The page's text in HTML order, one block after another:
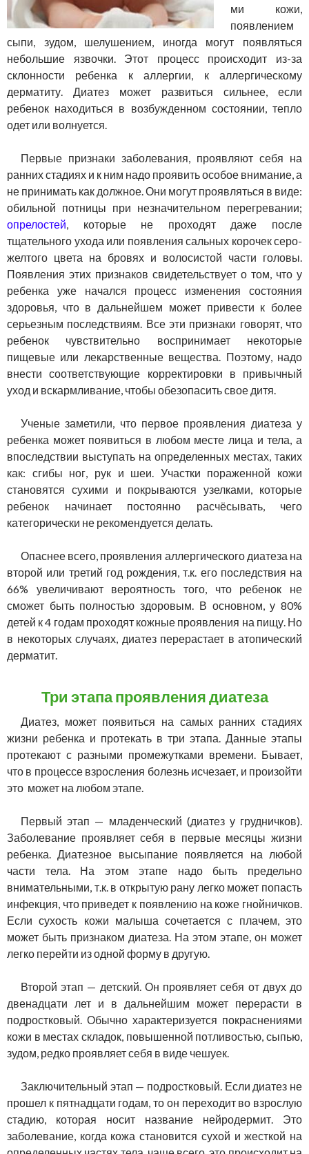
ми кожи,
появлением
сыпи, зудом, шелушением, иногда могут появляться
небольшие язвочки. Этот процесс происходит из-за
склонности ребенка к аллергии, к аллергическому
дерматиту. Диатез может развиться сильнее, если
ребенок находиться в возбужденном состоянии, тепло
одет или волнуется.
Первые признаки заболевания, проявляют себя на
ранних стадиях и к ним надо проявить особое внимание, а
не принимать как должное. Они могут проявляться в виде:
обильной потницы при незначительном перегревании;
опрелостей, которые не проходят даже после
тщательного ухода или появления сальных корочек серо-
желтого цвета на бровях и волосистой части головы.
Появления этих признаков свидетельствует о том, что у
ребенка уже начался процесс изменения состояния
здоровья, что в дальнейшем может привести к более
серьезным последствиям. Все эти признаки говорят, что
ребенок чувствительно воспринимает некоторые
пищевые или лекарственные вещества. Поэтому, надо
внести соответствующие корректировки в привычный
уход и вскармливание, чтобы обезопасить свое дитя.
Ученые заметили, что первое проявления диатеза у
ребенка может появиться в любом месте лица и тела, а
впоследствии выступать на определенных местах, таких
как: сгибы ног, рук и шеи. Участки пораженной кожи
становятся сухими и покрываются узелками, которые
ребенок начинает постоянно расчёсывать, чего
категорически не рекомендуется делать.
Опаснее всего, проявления аллергического диатеза на
второй или третий год рождения, т.к. его последствия на
66% увеличивают вероятность того, что ребенок не
сможет быть полностью здоровым. В основном, у 80%
детей к 4 годам проходят кожные проявления на пищу. Но
в некоторых случаях, диатез перерастает в атопический
дерматит.
Три этапа проявления диатеза
Диатез, может появиться на самых ранних стадиях
жизни ребенка и протекать в три этапа. Данные этапы
протекают с разными промежутками времени. Бывает,
что в процессе взросления болезнь исчезает, и произойти
это может на любом этапе.
Первый этап — младенческий (диатез у грудничков).
Заболевание проявляет себя в первые месяцы жизни
ребенка. Диатезное высыпание появляется на любой
части тела. На этом этапе надо быть предельно
внимательными, т.к. в открытую рану легко может попасть
инфекция, что приведет к появлению на коже гнойничков.
Если сухость кожи малыша сочетается с плачем, это
может быть признаком диатеза. На этом этапе, он может
легко перейти из одной форму в другую.
Второй этап — детский. Он проявляет себя от двух до
двенадцати лет и в дальнейшим может перерасти в
подростковый. Обычно характеризуется покраснениями
кожи в местах складок, повышенной потливостью, сыпью,
зудом, редко проявляет себя в виде чешуек.
Заключительный этап — подростковый. Если диатез не
прошел к пятнадцати годам, то он переходит во взрослую
стадию, которая носит название нейродермит. Это
заболевание, когда кожа становится сухой и жесткой на